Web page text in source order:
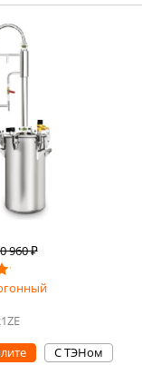
960 ₽
С ТЭНом